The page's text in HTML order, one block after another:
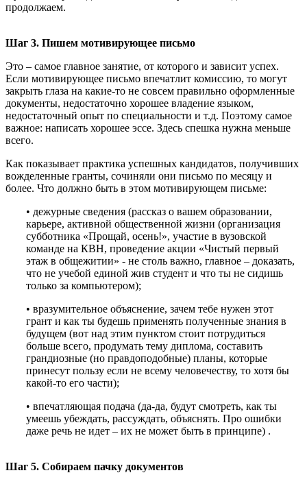
продолжаем.
Шаг 3. Пишем мотивирующее письмо
Это – самое главное занятие, от которого и зависит успех.
Если мотивирующее письмо впечатлит комиссию, то могут
закрыть глаза на какие-то не совсем правильно оформленные
документы, недостаточно хорошее владение языком,
недостаточный опыт по специальности и т.д. Поэтому самое
важное: написать хорошее эссе. Здесь спешка нужна меньше
всего.
Как показывает практика успешных кандидатов, получивших
вожделенные гранты, сочиняли они письмо по месяцу и
более. Что должно быть в этом мотивирующем письме:
• дежурные сведения (рассказ о вашем образовании,
карьере, активной общественной жизни (организация
субботника «Прощай, осень!», участие в вузовской
команде на КВН, проведение акции «Чистый первый
этаж в общежитии» - не столь важно, главное – доказать,
что не учебой единой жив студент и что ты не сидишь
только за компьютером);
• вразумительное объяснение, зачем тебе нужен этот
грант и как ты будешь применять полученные знания в
будущем (вот над этим пунктом стоит потрудиться
больше всего, продумать тему диплома, составить
грандиозные (но правдоподобные) планы, которые
принесут пользу если не всему человечеству, то хотя бы
какой-то его части);
• впечатляющая подача (да-да, будут смотреть, как ты
умеешь убеждать, рассуждать, объяснять. Про ошибки
даже речь не идет – их не может быть в принципе) .
Шаг 5. Собираем пачку документов